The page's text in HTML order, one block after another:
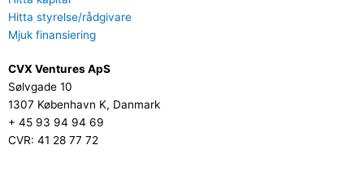
Hitta styrelse/rådgivare
Mjuk finansiering
CVX Ventures ApS
Sølvgade 10
1307 København K, Danmark
+ 45 93 94 94 69
CVR: 41 28 77 72